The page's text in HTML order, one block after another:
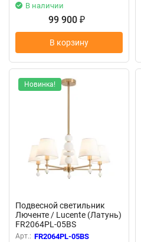
В наличии
99 900 ₽
В корзину
Новинка!
Подвесной светильник
Люченте / Lucente (Латунь)
FR2064PL-05BS
Арт.: FR2064PL-05BS